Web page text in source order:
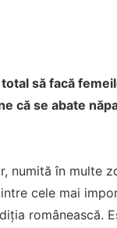
să facă
că se abate
numită în multe
cele mai
românească.